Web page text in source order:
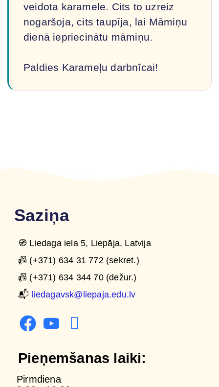
veidota karamele. Cits to uzreiz
nogaršoja, cits taupīja, lai Māmiņu
dienā iepriecinātu māmiņu.
Paldies Karameļu darbnīcai!
Saziņa
🧭 Liedaga iela 5, Liepāja, Latvija
📠 (+371) 634 31 772 (sekret.)
📠 (+371) 634 344 70 (dežur.)
📬 liedagavsk@liepaja.edu.lv
Pieņemšanas laiki:
Pirmdiena